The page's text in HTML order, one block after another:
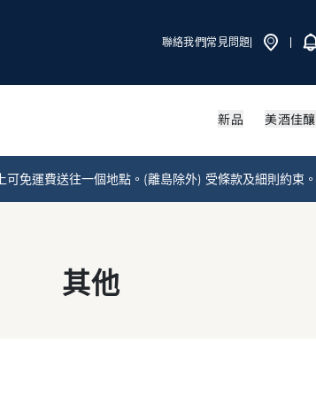
聯絡我們 常見問題
新品 美酒佳釀
免運費送往一個地點。(離島除外) 受條款及細則約束。
其他